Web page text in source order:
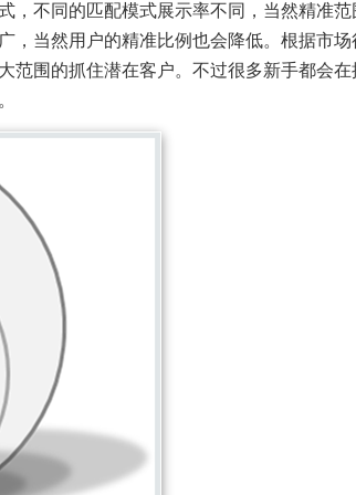
，不同的匹配模式展示率不同，当然精准范
，当然用户的精准比例也会降低。根据市场
范围的抓住潜在客户。不过很多新手都会在